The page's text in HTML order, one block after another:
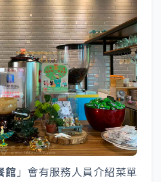
館」會有服務人員介紹菜單